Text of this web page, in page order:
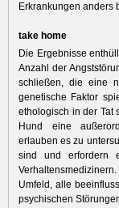
Erkrankungen anders
take home
Die Ergebnisse
Anzahl der
schließen, die eine
genetische Faktor
ethologisch in der Tat
Hund eine
erlauben es zu
sind und erfordern
Umfeld, alle
psychischen